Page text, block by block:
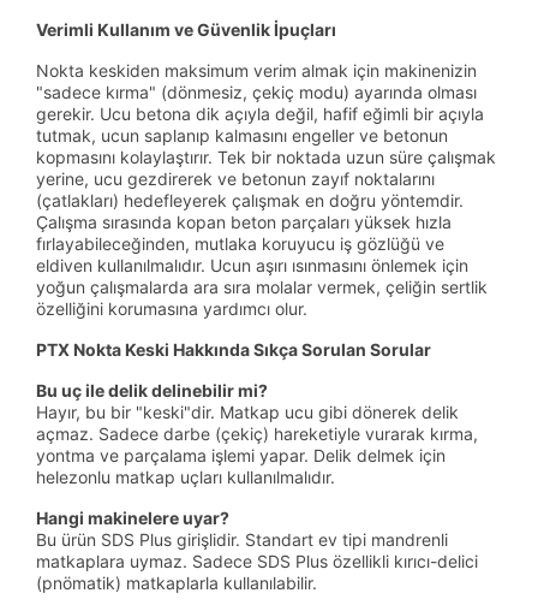
Verimli Kullanım ve Güvenlik İpuçları
Nokta keskiden maksimum verim almak için makinenizin
"sadece kırma" (dönmesiz, çekiç modu) ayarında olması
gerekir. Ucu betona dik açıyla değil, hafif eğimli bir açıyla
tutmak, ucun saplanıp kalmasını engeller ve betonun
kopmasını kolaylaştırır. Tek bir noktada uzun süre çalışmak
yerine, ucu gezdirerek ve betonun zayıf noktalarını
(çatlakları) hedefleyerek çalışmak en doğru yöntemdir.
Çalışma sırasında kopan beton parçaları yüksek hızla
fırlayabileceğinden, mutlaka koruyucu iş gözlüğü ve
eldiven kullanılmalıdır. Ucun aşırı ısınmasını önlemek için
yoğun çalışmalarda ara sıra molalar vermek, çeliğin sertlik
özelliğini korumasına yardımcı olur.
PTX Nokta Keski Hakkında Sıkça Sorulan Sorular
Bu uç ile delik delinebilir mi?
Hayır, bu bir "keski"dir. Matkap ucu gibi dönerek delik
açmaz. Sadece darbe (çekiç) hareketiyle vurarak kırma,
yontma ve parçalama işlemi yapar. Delik delmek için
helezonlu matkap uçları kullanılmalıdır.
Hangi makinelere uyar?
Bu ürün SDS Plus girişlidir. Standart ev tipi mandrenli
matkaplara uymaz. Sadece SDS Plus özellikli kırıcı-delici
(pnömatik) matkaplarla kullanılabilir.